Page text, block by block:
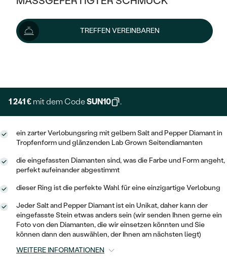
KLASSISCH
MEMOIRE
VINTAGE
AUSSERGEWÖHNLICHE
GEHÄMMERTE
VON HAND GRAVIERTE
MIT FÜLLUNG
IM SET
MIT MEHREREN DIAMANTEN
HALO
VINTAGE
IM SET
AUSSERGEWÖHNLICH
GESTALTE EINEN RING
WÄHLE EINEN RING
DIAMANTEN ZUM EINFASSEN
LAB GROWN DIAMANTEN ZUM
EINFASSEN
AUSVERKAUF
WENN SCHMUCK HILFT
OHRRINGE
ANHÄNGER / KETTEN
ARMBÄNDER
SCHMUCKSET
HERRENSCHMUCK
PLATIN
OHRSTECKER
MINIMALISTISCHE
OHRHÄNGER
SOLITÄR
HERZ
KINDER
GOLD
SILBER
NACH STYL
ZUR GEBURT EINES KINDES
PERSONALISIERT
MIT STERNZEICHEN
MINIMALISTISCH
AUSVERKAUF
SILBER
NACH STYL
MINIMALISTISCHE
STATEMENT
SIEGELRINGE
TREFFEN VEREINBAREN
1 379 €
Wir liefern den Schmuck innerhalb von 3 - 4 Wochen.
Lieferoptionen
1 241 € mit dem CodeSUN10 .
ein zarter Verlobungsring mit gelbem Salt and Pepper Diamant in
Tropfenform und glänzenden Lab Grown Seitendiamanten
die eingefassten Diamanten sind, was die Farbe und Form angeht,
perfekt aufeinander abgestimmt
dieser Ring ist die perfekte Wahl für eine einzigartige Verlobung
Jeder Salt and Pepper Diamant ist ein Unikat, daher kann der
eingefasste Stein etwas anders sein (wir senden Ihnen gerne ein
Foto von den Diamanten, die wir einsetzen könnten und Sie
können dann den auswählen, der Ihnen am nächsten liegt)
WEITERE INFORMATIONEN